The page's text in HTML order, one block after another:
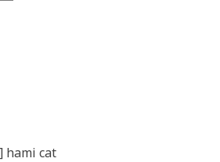
hami cat